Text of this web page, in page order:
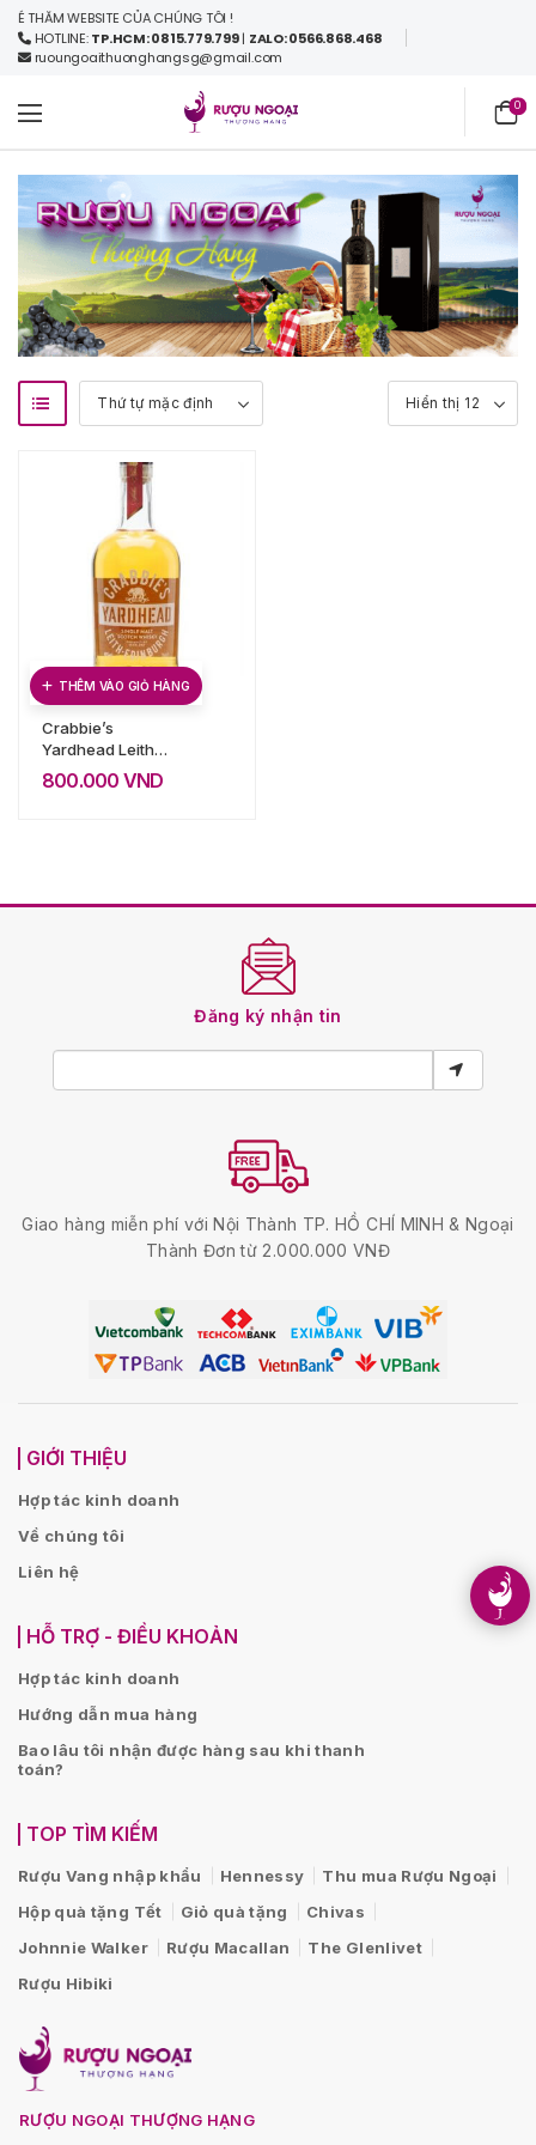
THĂM WEBSITE CỦA CHÚNG TÔI !
HOTLINE:TP.HCM: 0815.779.799| ZALO: 0566.868.468
ruoungoaithuonghangsg@gmail.com
0
THÊM VÀO GIỎ HÀNG
Crabbie’s
Yardhead Leith
Edinburgh
800.000 VND
Đăng ký nhận tin
Giao hàng miễn phí với Nội Thành TP. HỒ CHÍ MINH & Ngoại
Thành Đơn từ 2.000.000 VNĐ
GIỚI THIỆU
Hợp tác kinh doanh
Về chúng tôi
Liên hệ
HỖ TRỢ - ĐIỀU KHOẢN
Hợp tác kinh doanh
Hướng dẫn mua hàng
Bao lâu tôi nhận được hàng sau khi thanh
toán?
TOP TÌM KIẾM
Rượu Vang nhập khẩu Hennessy
Thu mua Rượu Ngoại
Hộp quà tặng Tết
Giỏ quà tặng
Chivas
Johnnie Walker
Rượu Macallan
The Glenlivet
Rượu Hibiki
RƯỢU NGOẠI THƯỢNG HẠNG